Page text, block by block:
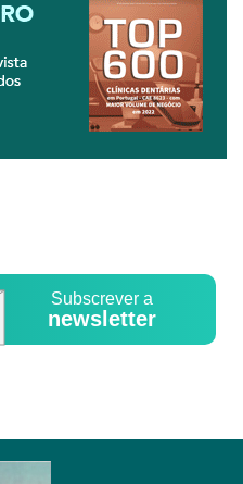
Subscrever a
newsletter